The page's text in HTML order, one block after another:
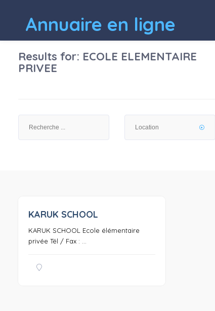
Annuaire en ligne
Results for: ECOLE ELEMENTAIRE
PRIVEE
KARUK SCHOOL
KARUK SCHOOL Ecole élémentaire
privée Tél / Fax : ...